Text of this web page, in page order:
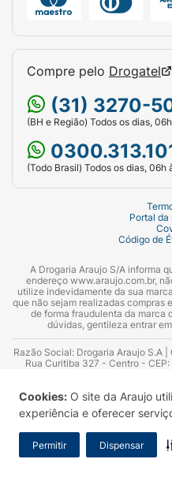
Cookies: O site da Araujo
experiência e oferecer
Permitir Dispensar
Compre pelo Drogatel
(31) 3270-
(BH e Região) Todos os dias,
(Todo Brasil) Todos os dias, 06h
Portal
Código de
A Drogaria Araujo S/A informa
endereço www.araujo.com.br,
utilize indevidamente da sua
que não sejam realizadas compras
de forma fraudulenta da marca
dúvidas, gentileza entrar
Razão Social: Drogaria Araujo S.A
Rua Curitiba 327 - Centro -
Azevedo Guimarães – CRF 10.965
Consultor substituto: Thiago
Sanitário: 2025020713 |